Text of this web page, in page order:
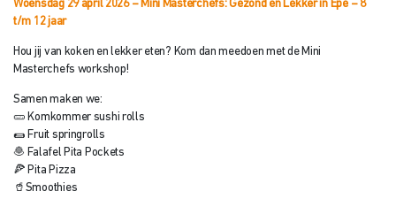
Woensdag 29 april 2026 – Mini Masterchefs: Gezond en Lekker in Epe – 8
t/m 12 jaar
Hou jij van koken en lekker eten? Kom dan meedoen met de Mini
Masterchefs workshop!
Samen maken we:
🥒 Komkommer sushi rolls
🌯 Fruit springrolls
🧆 Falafel Pita Pockets
🍕 Pita Pizza
🥤Smoothies